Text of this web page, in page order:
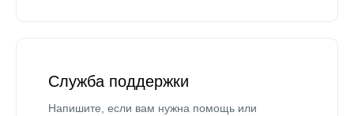
Служба поддержки
Напишите, если вам нужна помощь или